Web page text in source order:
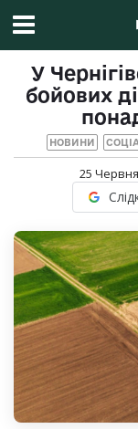
У
бойових
НОВИНИ
25